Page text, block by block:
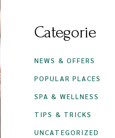
Categorie
NEWS & OFFERS
POPULAR PLACES
SPA & WELLNESS
TIPS & TRICKS
UNCATEGORIZED